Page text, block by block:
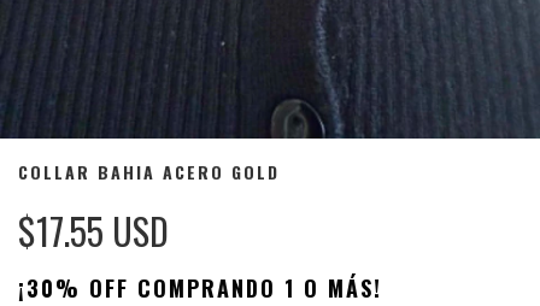
COLLAR BAHIA ACERO GOLD
$17.55 USD
¡30% OFF COMPRANDO 1 O MÁS!